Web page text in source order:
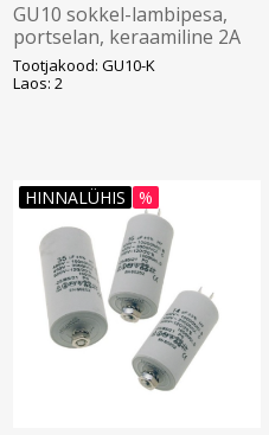
GU10 sokkel-lambipesa,
portselan, keraamiline 2A
230V
Tootjakood: GU10-K
Laos: 2
HINNALÜHIS %